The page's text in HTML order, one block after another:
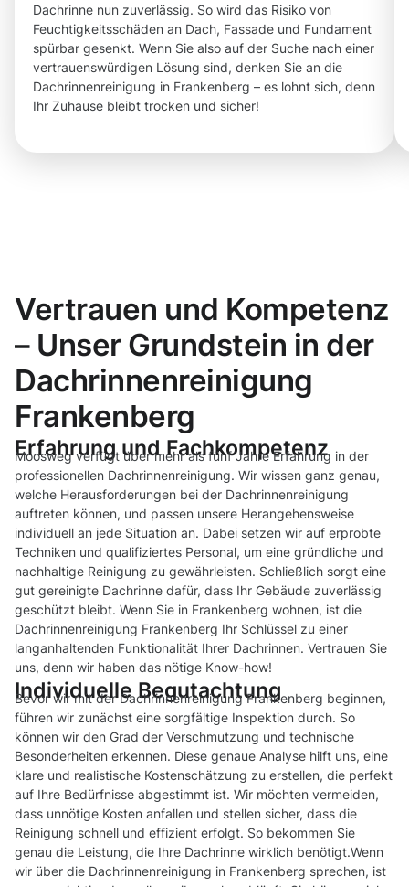
Dachrinne nun zuverlässig. So wird das Risiko von
Feuchtigkeitsschäden an Dach, Fassade und Fundament
spürbar gesenkt. Wenn Sie also auf der Suche nach einer
vertrauenswürdigen Lösung sind, denken Sie an die
Dachrinnenreinigung in Frankenberg – es lohnt sich, denn
Ihr Zuhause bleibt trocken und sicher!
Vertrauen und Kompetenz
– Unser Grundstein in der
Dachrinnenreinigung
Frankenberg
Erfahrung und Fachkompetenz
Moosweg verfügt über mehr als fünf Jahre Erfahrung in der
professionellen Dachrinnenreinigung. Wir wissen ganz genau,
welche Herausforderungen bei der Dachrinnenreinigung
auftreten können, und passen unsere Herangehensweise
individuell an jede Situation an. Dabei setzen wir auf erprobte
Techniken und qualifiziertes Personal, um eine gründliche und
nachhaltige Reinigung zu gewährleisten. Schließlich sorgt eine
gut gereinigte Dachrinne dafür, dass Ihr Gebäude zuverlässig
geschützt bleibt. Wenn Sie in Frankenberg wohnen, ist die
Dachrinnenreinigung Frankenberg Ihr Schlüssel zu einer
langanhaltenden Funktionalität Ihrer Dachrinnen. Vertrauen Sie
uns, denn wir haben das nötige Know-how!
Individuelle Begutachtung
Bevor wir mit der Dachrinnenreinigung Frankenberg beginnen,
führen wir zunächst eine sorgfältige Inspektion durch. So
können wir den Grad der Verschmutzung und technische
Besonderheiten erkennen. Diese genaue Analyse hilft uns, eine
klare und realistische Kostenschätzung zu erstellen, die perfekt
auf Ihre Bedürfnisse abgestimmt ist. Wir möchten vermeiden,
dass unnötige Kosten anfallen und stellen sicher, dass die
Reinigung schnell und effizient erfolgt. So bekommen Sie
genau die Leistung, die Ihre Dachrinne wirklich benötigt.Wenn
wir über die Dachrinnenreinigung in Frankenberg sprechen, ist